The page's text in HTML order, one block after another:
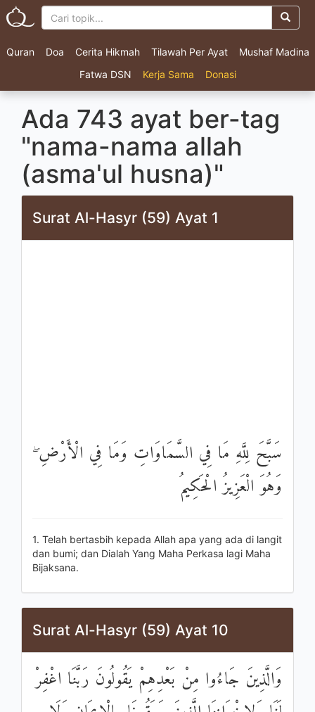
Quran Doa Cerita Hikmah Tilawah Per Ayat
Mushaf Madina
Fatwa DSN
Kerja Sama Donasi
Ada 743 ayat ber-tag
"nama-nama allah
(asma'ul husna)"
Surat Al-Hasyr (59) Ayat 1
سَبَّحَ لِلَّهِ مَا فِي السَّمَاوَاتِ وَمَا فِي الْأَرْضِ ۖ
وَهُوَ الْعَزِيزُ الْحَكِيمُ
1. Telah bertasbih kepada Allah apa yang ada di langit
dan bumi; dan Dialah Yang Maha Perkasa lagi Maha
Bijaksana.
Surat Al-Hasyr (59) Ayat 10
وَالَّذِينَ جَاءُوا مِنْ بَعْدِهِمْ يَقُولُونَ رَبَّنَا اغْفِرْ